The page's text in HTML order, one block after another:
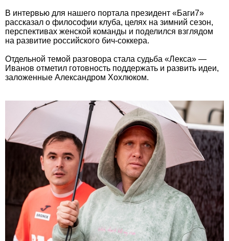
В интервью для нашего портала президент «Баги7»
рассказал о философии клуба, целях на зимний сезон,
перспективах женской команды и поделился взглядом
на развитие российского бич-соккера.
Отдельной темой разговора стала судьба «Лекса» —
Иванов отметил готовность поддержать и развить идеи,
заложенные Александром Хохлюком.